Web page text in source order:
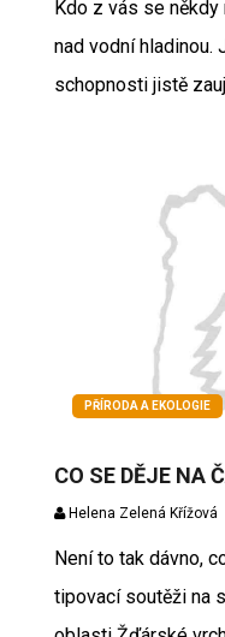
Kdo z vás se
nad vodní hladinou.
schopnosti jistě
PŘÍRODA A EKOLOGIE
CO SE DĚJE NA
Helena Zelená Křížová
Není to tak dávno,
tipovací soutěži na